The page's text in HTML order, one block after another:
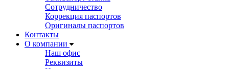
Сотрудничество
Коррекция паспортов
Оригиналы паспортов
Контакты
О компании
Наш офис
Реквизиты